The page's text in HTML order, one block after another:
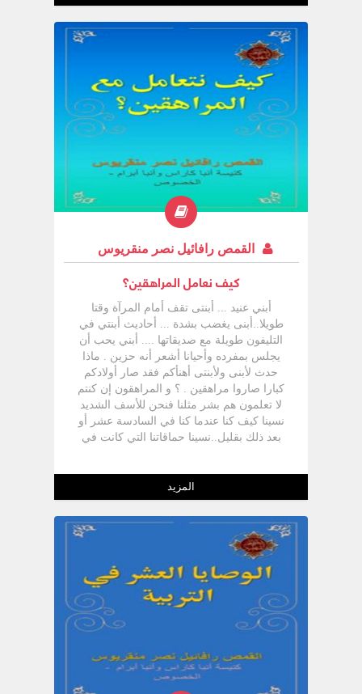
قامت ثورة الشعب المصري في 25 يناير 2011
أي قبل الانتهاء من فترة الرئاسة السادسة
والتي انتهت بعزل الرئيس حسني مبارك
وسقوط الحزب الوطني الديمقراطي وتقديم
العديد من رموز الحكم الفاسدين إلي المحاكمة
. امسك المجلس الأعلى للقوات المسلحة
بزمام الأمور ونحن الآن علي أعتاب انتخابات
برلمانية ورئاسية قبل انتهاء هذه السنة ، وهذا
ما دعاني للكتابة ثانية عن الديمقراطية ولكنني
في هذا الكتيب سأستند علي ما
القمص رافائيل نصر منقريوس
كيف نعامل المراهقين؟
أبني عنيد ... أبنتى تقف أمام المرآة وقتا
طويلا..أبنى يغضب بشدة ... أحاديث أبنتي في
التليفون طويلة مع صديقاتها .... أبني يحب أن
يجلس بمفرده وأحيانا أشعر أنه حزين . ماذا
حدث لأبنى ولأبنتى أهنأكم فقد صار أولادكم
كبارا صاروا مراهقين . ؟ و المراهقون إن كنتم
لا تعلمون هم بشر مثلنا فنحن للأسف الشديد
نسينا كيف كنا عندما كنا في السادسة عشر أو
بعد ذلك بقليل..نسينا حماقاتنا التي كانت في
لنسبح بصوت عال و نقول : خطايا شباب جهلي
يا رب لا تذكرها و لا تذكر آثامي . فكيف نطلب
من الله ألا يذكر آثامنا و نعترف بأنه كانت لنا
خطايا في شبابنا و مع هذا نرفض حماقات
أولادنا و كأنهم يأتون بتصرفات غريبة و شاذة
!!! ؟ کنا مراهقون و كانت لنا ضعفاتنا و كذلك
أولادنا . فتعالوا نتذكر معا شبابنا لنحاول أن
نفهم شباب اليوم و لنعرف كيف يفكرون ؟ و
بم يشعرون ؟ وما الذي يعانون منه ؟ و في
النهاية لنعرف كيف نتعامل معهم ؟
المزيد